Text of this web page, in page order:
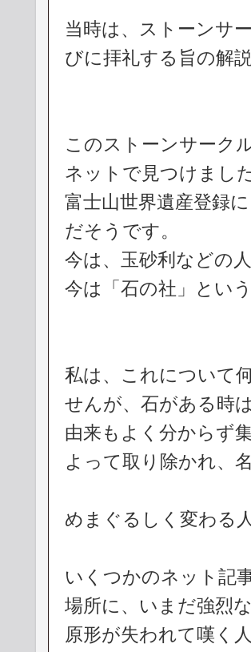
当時は、ストーンサ
びに拝礼する旨の解
このストーンサーク
ネットで見つけました
富士山世界遺産登録
だそうです。
今は、玉砂利などの
今は「石の社」とい
私は、これについて
せんが、石がある時
由来もよく分からず
よって取り除かれ、
めまぐるしく変わる
いくつかのネット記
場所に、いまだ強烈
原形が失われて嘆く